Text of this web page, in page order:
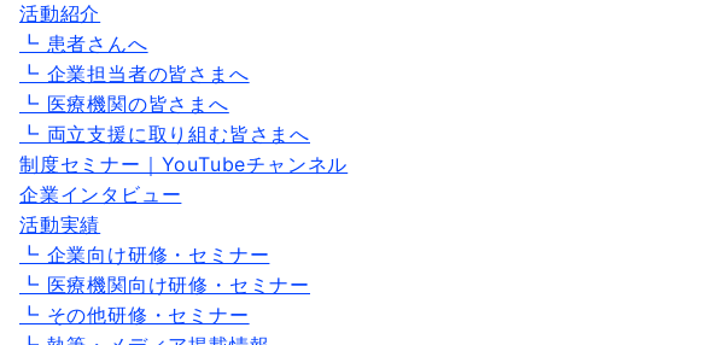
活動紹介
┗ 患者さんへ
┗ 企業担当者の皆さまへ
┗ 医療機関の皆さまへ
┗ 両立支援に取り組む皆さまへ
制度セミナー｜YouTubeチャンネル
企業インタビュー
活動実績
┗ 企業向け研修・セミナー
┗ 医療機関向け研修・セミナー
┗ その他研修・セミナー